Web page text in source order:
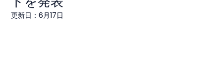
更新日：6月17日